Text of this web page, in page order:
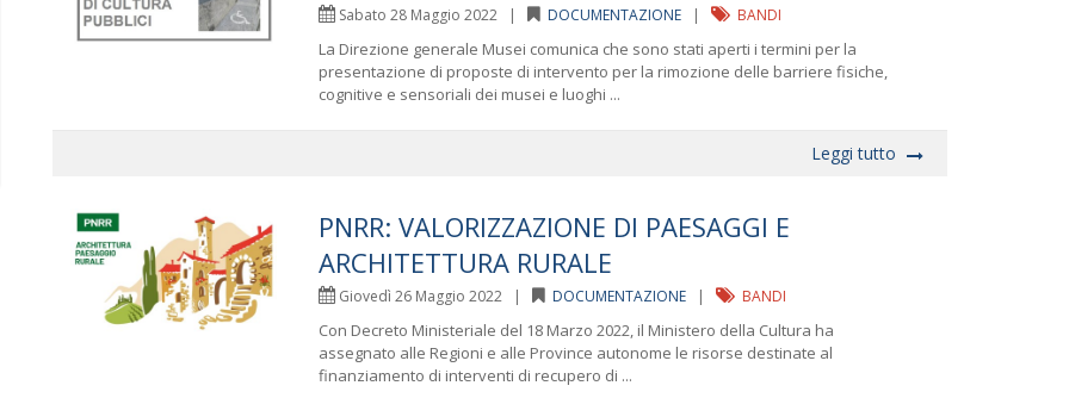
Sabato 28 Maggio 2022 | DOCUMENTAZIONE | BANDI
La Direzione generale Musei comunica che sono stati aperti i termini per la
presentazione di proposte di intervento per la rimozione delle barriere fisiche,
cognitive e sensoriali dei musei e luoghi ...
Leggi tutto
PNRR: VALORIZZAZIONE DI PAESAGGI E
ARCHITETTURA RURALE
Giovedì 26 Maggio 2022 | DOCUMENTAZIONE | BANDI
Con Decreto Ministeriale del 18 Marzo 2022, il Ministero della Cultura ha
assegnato alle Regioni e alle Province autonome le risorse destinate al
finanziamento di interventi di recupero di ...